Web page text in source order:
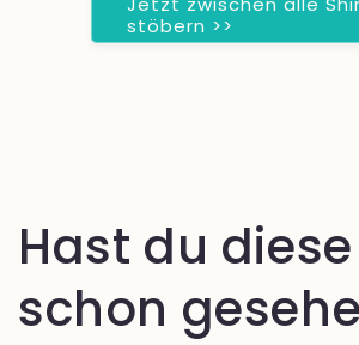
stöbern >>
Hast du
schon